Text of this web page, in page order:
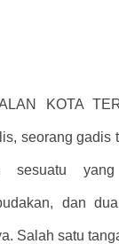
KOTA
seorang gadis
sesuatu
dan
Salah satu